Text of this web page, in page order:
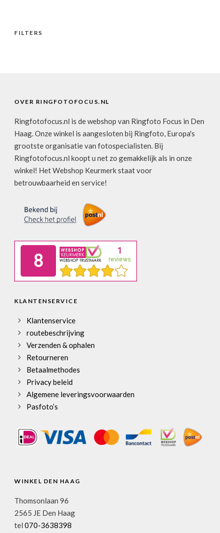
FILTERS
OVER RINGFOTOFOCUS.NL
Ringfotofocus.nl is de webshop van Ringfoto Focus in Den
Haag. Onze winkel is aangesloten bij Ringfoto, Europa's
grootste organisatie van fotospecialisten. Bij
Ringfotofocus.nl koopt u net zo gemakkelijk als in onze
winkel! Het Webshop Keurmerk staat voor
betrouwbaarheid en service!
KLANTENSERVICE
Klantenservice
routebeschrijving
Verzenden & ophalen
Retourneren
Betaalmethodes
Privacy beleid
Algemene leveringsvoorwaarden
Pasfoto’s
WINKEL DEN HAAG
Thomsonlaan 96
2565 JE Den Haag
tel 070-3638398